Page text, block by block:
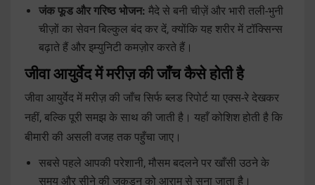
जंक फूड और गरिष्ठ भोजन: मैदे से बनी चीज़ें और भारी तली-भुनी
चीज़ों का सेवन बिल्कुल बंद कर दें, क्योंकि यह शरीर में टॉक्सिन्स
बढ़ाते हैं और इम्युनिटी कमज़ोर करते हैं।
जीवा आयुर्वेद में मरीज़ की जाँच कैसे होती है
जीवा आयुर्वेद में मरीज़ की जाँच सिर्फ ब्लड रिपोर्ट या एक्स-रे देखकर
नहीं, बल्कि पूरी समझ के साथ की जाती है। यहाँ कोशिश होती है कि
बीमारी की असली वजह तक पहुँचा जाए।
सबसे पहले आपकी परेशानी, मौसम बदलने पर खाँसी उठने के
समय और सीने की जकड़न को आराम से सुना जाता है।